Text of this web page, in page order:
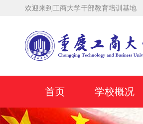
欢迎来到工商大学干部教育培训基地
首页 学校概况